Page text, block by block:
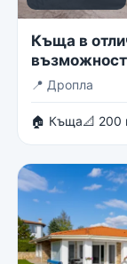
Къща в
две
📍 Дропла
🏠 Къща📐 200